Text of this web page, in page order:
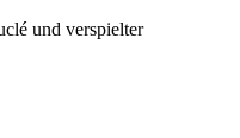
und verspielter